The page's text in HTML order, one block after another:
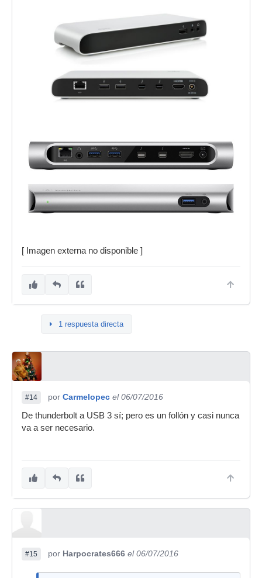
[ Imagen externa no disponible ]
1 respuesta directa
#14 por Carmelopec el 06/07/2016
De thunderbolt a USB 3 sí; pero es un follón y casi nunca
va a ser necesario.
#15 por Harpocrates666 el 06/07/2016